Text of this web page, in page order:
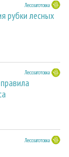
Лесозаготовка
рубки лесных
Лесозаготовка
Лесозаготовка